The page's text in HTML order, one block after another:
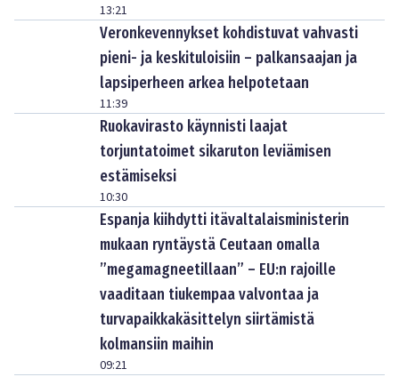
13:21
Veronkevennykset kohdistuvat vahvasti
pieni- ja keskituloisiin – palkansaajan ja
lapsiperheen arkea helpotetaan
11:39
Ruokavirasto käynnisti laajat
torjuntatoimet sikaruton leviämisen
estämiseksi
10:30
Espanja kiihdytti itävaltalaisministerin
mukaan ryntäystä Ceutaan omalla
”megamagneetillaan” – EU:n rajoille
vaaditaan tiukempaa valvontaa ja
turvapaikkakäsittelyn siirtämistä
kolmansiin maihin
09:21